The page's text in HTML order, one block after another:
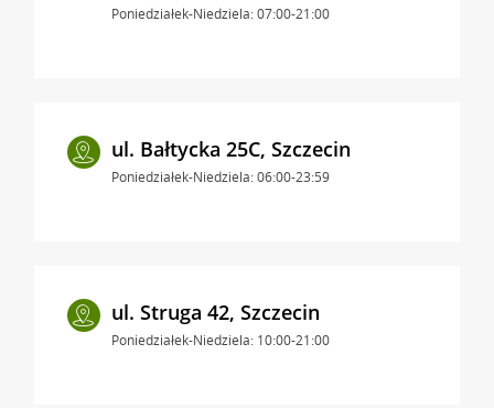
Poniedziałek-Niedziela: 07:00-21:00
ul. Bałtycka 25C, Szczecin
Poniedziałek-Niedziela: 06:00-23:59
ul. Struga 42, Szczecin
Poniedziałek-Niedziela: 10:00-21:00